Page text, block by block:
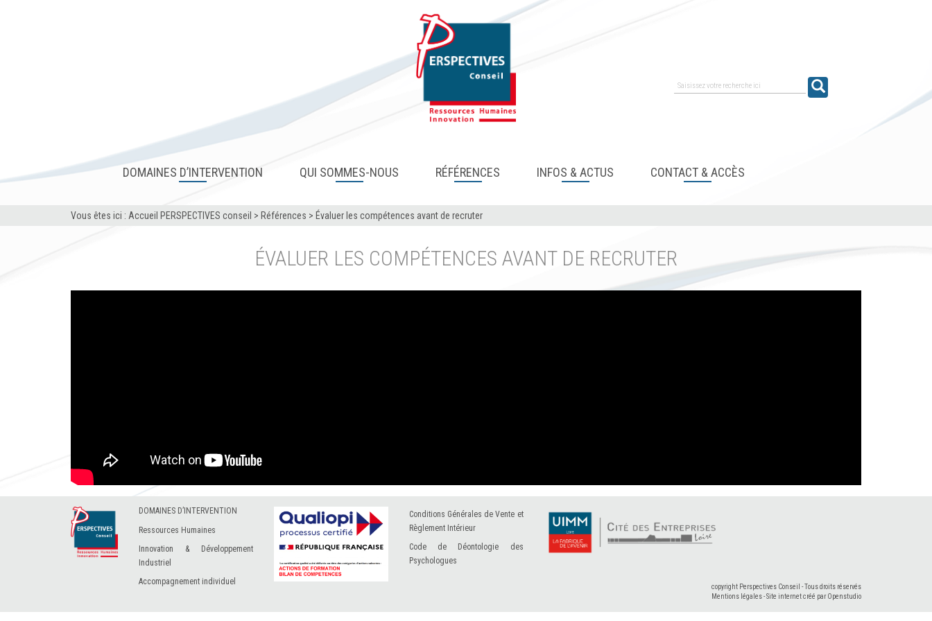
Saisissez votre recherche ici
DOMAINES D’INTERVENTION QUI SOMMES-NOUS RÉFÉRENCES INFOS & ACTUS CONTACT & ACCÈS
Vous êtes ici : Accueil PERSPECTIVES conseil > Références > Évaluer les compétences avant de recruter
ÉVALUER LES COMPÉTENCES AVANT DE RECRUTER
DOMAINES D’INTERVENTION
Ressources Humaines
Innovation & Développement
Industriel
Accompagnement individuel
Conditions Générales de Vente et
Règlement Intérieur
Code de Déontologie des
Psychologues
copyright Perspectives Conseil - Tous droits réservés
Mentions légales-Site internet créé par Openstudio